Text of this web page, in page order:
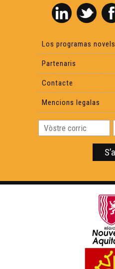
Los programas novels
Partenaris
Contacte
Mencions legalas